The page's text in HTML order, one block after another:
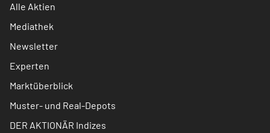
Alle Aktien
Mediathek
Newsletter
Experten
Marktüberblick
Muster- und Real-Depots
DER AKTIONÄR Indizes